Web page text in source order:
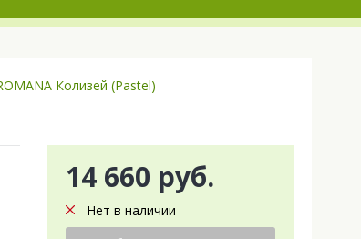
Колизей (Pastel)
14 660 руб.
Нет в наличии